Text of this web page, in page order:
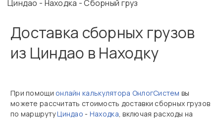
Циндао - Находка - Сборный груз
Доставка сборных грузов
из Циндао в Находку
При помощи онлайн калькулятора ОнлогСистем вы
можете рассчитать стоимость доставки сборных грузов
по маршрутуЦиндао - Находка, включая расходы на